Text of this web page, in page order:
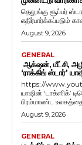
தெலுங்கு சூப்பர்
எதிர்பார்க்கப்படும்
August 9, 2026
GENERAL
ஆக்‌ஷன், மீட்சி,
‘ராக்கிங் ஸ்டார்’
https://
யாஷின் ‘டாக்ஸிக்’
August 9, 2026
GENERAL